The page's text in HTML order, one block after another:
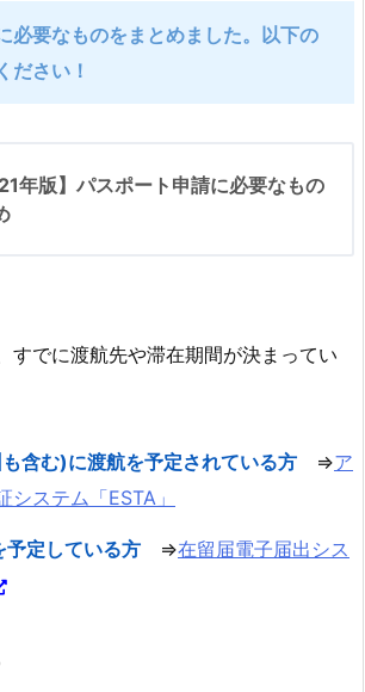
必要なものをまとめました。以下の
ださい！
年版】パスポート申請に必要なもの
、すでに渡航先や滞在期間が決まってい
含む)に渡航を予定されている方 ⇒ア
システム「ESTA」
定している方 ⇒在留届電子届出シス